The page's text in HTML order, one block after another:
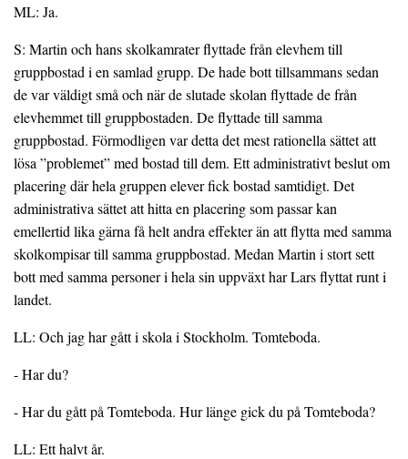
ML: Ja.
S: Martin och hans skolkamrater flyttade från elevhem till
gruppbostad i en samlad grupp. De hade bott tillsammans sedan
de var väldigt små och när de slutade skolan flyttade de från
elevhemmet till gruppbostaden. De flyttade till samma
gruppbostad. Förmodligen var detta det mest rationella sättet att
lösa ”problemet” med bostad till dem. Ett administrativt beslut om
placering där hela gruppen elever fick bostad samtidigt. Det
administrativa sättet att hitta en placering som passar kan
emellertid lika gärna få helt andra effekter än att flytta med samma
skolkompisar till samma gruppbostad. Medan Martin i stort sett
bott med samma personer i hela sin uppväxt har Lars flyttat runt i
landet.
LL: Och jag har gått i skola i Stockholm. Tomteboda.
- Har du?
- Har du gått på Tomteboda. Hur länge gick du på Tomteboda?
LL: Ett halvt år.